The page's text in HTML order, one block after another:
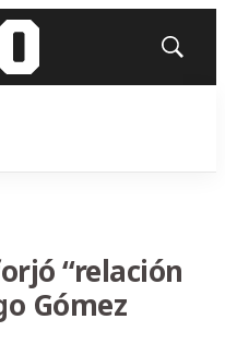
Mostrar
“relación
Gómez